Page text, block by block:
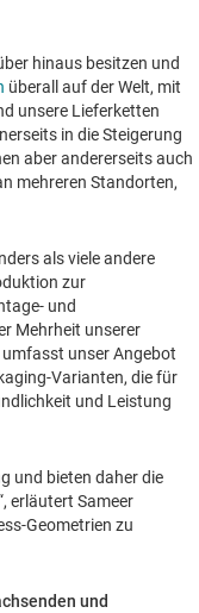
hinaus besitzen und
überall auf der Welt, mit
unsere Lieferketten
in die Steigerung
aber andererseits auch
mehreren Standorten,
als viele andere
zur
und
Mehrheit unserer
unser Angebot
Varianten, die für
und Leistung
und bieten daher die
erläutert Sameer
Geometrien zu
und